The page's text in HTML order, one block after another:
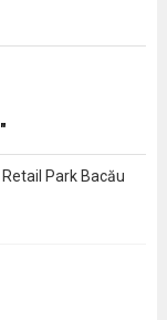
Park Bacău